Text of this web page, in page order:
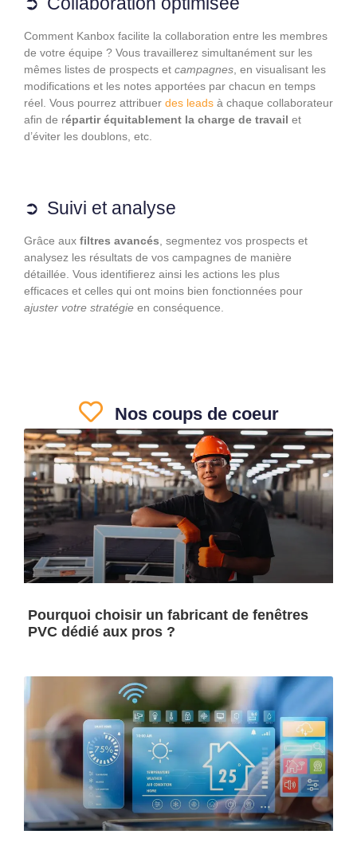
Comment Kanbox facilite la collaboration entre les membres
de votre équipe ? Vous travaillerez simultanément sur les
mêmes listes de prospects et campagnes , en visualisant les
modifications et les notes apportées par chacun en temps
réel. Vous pourrez attribuer des leads à chaque collaborateur
afin de répartir équitablement la charge de travail et
d’éviter les doublons, etc.
Suivi et analyse
Grâce aux filtres avancés , segmentez vos prospects et
analysez les résultats de vos campagnes de manière
détaillée. Vous identifierez ainsi les actions les plus
efficaces et celles qui ont moins bien fonctionnées pour
ajuster votre stratégie en conséquence.
Nos coups de coeur
Pourquoi choisir un fabricant de fenêtres
PVC dédié aux pros ?